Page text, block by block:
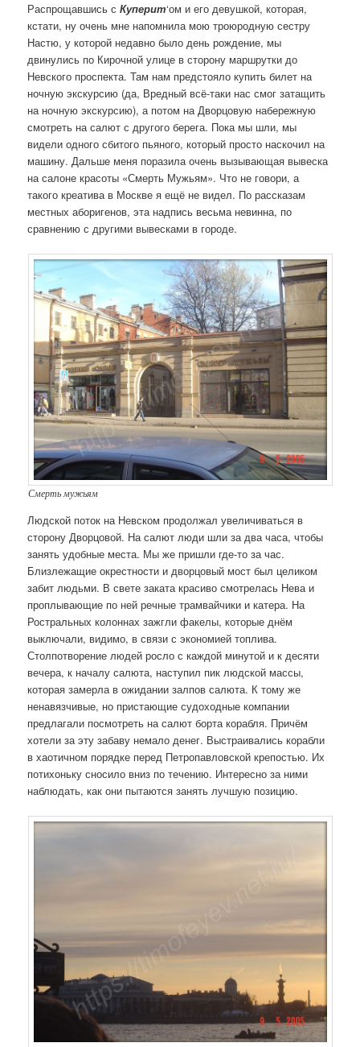
Распрощавшись сКуперит‘ом и его девушкой, которая,
кстати, ну очень мне напомнила мою троюродную сестру
Настю, у которой недавно было день рождение, мы
двинулись по Кирочной улице в сторону маршрутки до
Невского проспекта. Там нам предстояло купить билет на
ночную экскурсию (да, Вредный всё-таки нас смог затащить
на ночную экскурсию), а потом на Дворцовую набережную
смотреть на салют с другого берега. Пока мы шли, мы
видели одного сбитого пьяного, который просто наскочил на
машину. Дальше меня поразила очень вызывающая вывеска
на салоне красоты «Смерть Мужьям». Что не говори, а
такого креатива в Москве я ещё не видел. По рассказам
местных аборигенов, эта надпись весьма невинна, по
сравнению с другими вывесками в городе.
Смерть мужьям
Людской поток на Невском продолжал увеличиваться в
сторону Дворцовой. На салют люди шли за два часа, чтобы
занять удобные места. Мы же пришли где-то за час.
Близлежащие окрестности и дворцовый мост был целиком
забит людьми. В свете заката красиво смотрелась Нева и
проплывающие по ней речные трамвайчики и катера. На
Ростральных колоннах зажгли факелы, которые днём
выключали, видимо, в связи с экономией топлива.
Столпотворение людей росло с каждой минутой и к десяти
вечера, к началу салюта, наступил пик людской массы,
которая замерла в ожидании залпов салюта. К тому же
ненавязчивые, но пристающие судоходные компании
предлагали посмотреть на салют борта корабля. Причём
хотели за эту забаву немало денег. Выстраивались корабли
в хаотичном порядке перед Петропавловской крепостью. Их
потихоньку сносило вниз по течению. Интересно за ними
наблюдать, как они пытаются занять лучшую позицию.